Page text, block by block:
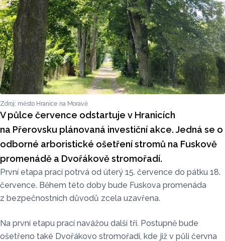
Zdroj: město Hranice na Moravě
V půlce července odstartuje v Hranicích
na Přerovsku plánovaná investiční akce. Jedná se o
odborné arboristické ošetření stromů na Fuskově
promenádě a Dvořákově stromořadí.
První etapa prací potrvá od úterý 15. července do pátku 18.
července. Během této doby bude Fuskova promenáda
z bezpečnostních důvodů zcela uzavřena.
Na první etapu prací navážou další tři. Postupně bude
ošetřeno také Dvořákovo stromořadí, kde již v půli června